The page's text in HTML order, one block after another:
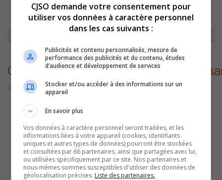
ACCUEIL»ACTUALITÉS»L’EXPOSITION GERMAINE GUÈVREMONT ET LE
SURVENANT DE RETOUR AU BIOPHARE»
GERMAINEGUEVREMONTETLESURVENANT
16 janvier 2023 | Par Sylvain Rochon
CJSO demande votre consentement pour
utiliser vos données à caractère personnel
dans les cas suivants :
Publicités et contenu personnalisés, mesure de
performance des publicités et du contenu, études
d’audience et développement de services
Stocker et/ou accéder à des informations sur un
appareil
En savoir plus
Vos données à caractère personnel seront traitées, et les
informations liées à votre appareil (cookies, identifiants
uniques et autres types de données) pourront être stockées
et consultées par 66 partenaires, ainsi que partagées avec lui,
ou utilisées spécifiquement par ce site. Nos partenaires et
nous-mêmes sommes susceptibles d'utiliser des données de
géolocalisation précises. Liste des partenaires.